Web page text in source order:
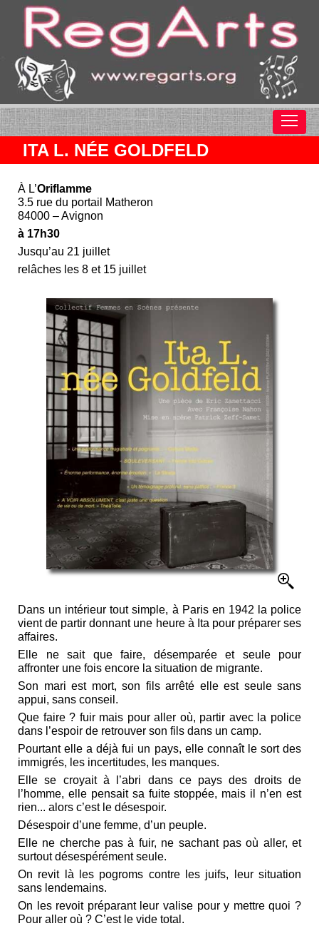
ITA L. NÉE GOLDFELD
À L’Oriflamme
3.5 rue du portail Matheron
84000 – Avignon
à 17h30
Jusqu’au 21 juillet
relâches les 8 et 15 juillet
Dans un intérieur tout simple, à Paris en 1942 la police
vient de partir donnant une heure à Ita pour préparer ses
affaires.
Elle ne sait que faire, désemparée et seule pour
affronter une fois encore la situation de migrante.
Son mari est mort, son fils arrêté elle est seule sans
appui, sans conseil.
Que faire ? fuir mais pour aller où, partir avec la police
dans l’espoir de retrouver son fils dans un camp.
Pourtant elle a déjà fui un pays, elle connaît le sort des
immigrés, les incertitudes, les manques.
Elle se croyait à l’abri dans ce pays des droits de
l’homme, elle pensait sa fuite stoppée, mais il n’en est
rien... alors c’est le désespoir.
Désespoir d’une femme, d’un peuple.
Elle ne cherche pas à fuir, ne sachant pas où aller, et
surtout désespérément seule.
On revit là les pogroms contre les juifs, leur situation
sans lendemains.
On les revoit préparant leur valise pour y mettre quoi ?
Pour aller où ? C’est le vide total.